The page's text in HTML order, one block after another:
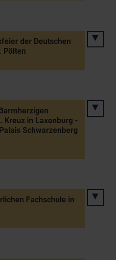
der Deutschen
Pölten
Kreuz in Laxenburg -
Schwarzenberg
Fachschule in